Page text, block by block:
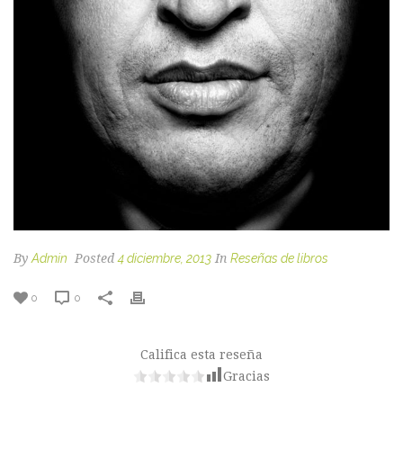
By Admin Posted4 diciembre, 2013 In Reseñas de libros
0 0
Califica esta reseña
Gracias